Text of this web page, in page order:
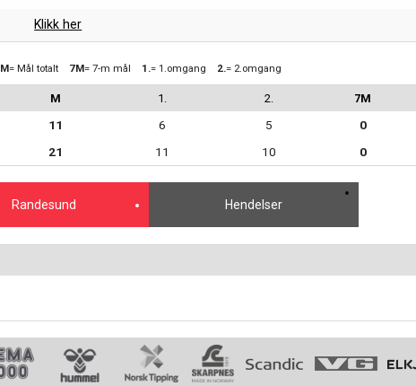
Klikk her
M 1. 2. 7M
M= Mål totalt 7M= 7-m mål 1.= 1.omgang 2.= 2.omgang
11 6 5 0
21 11 10 0
Randesund Hendelser